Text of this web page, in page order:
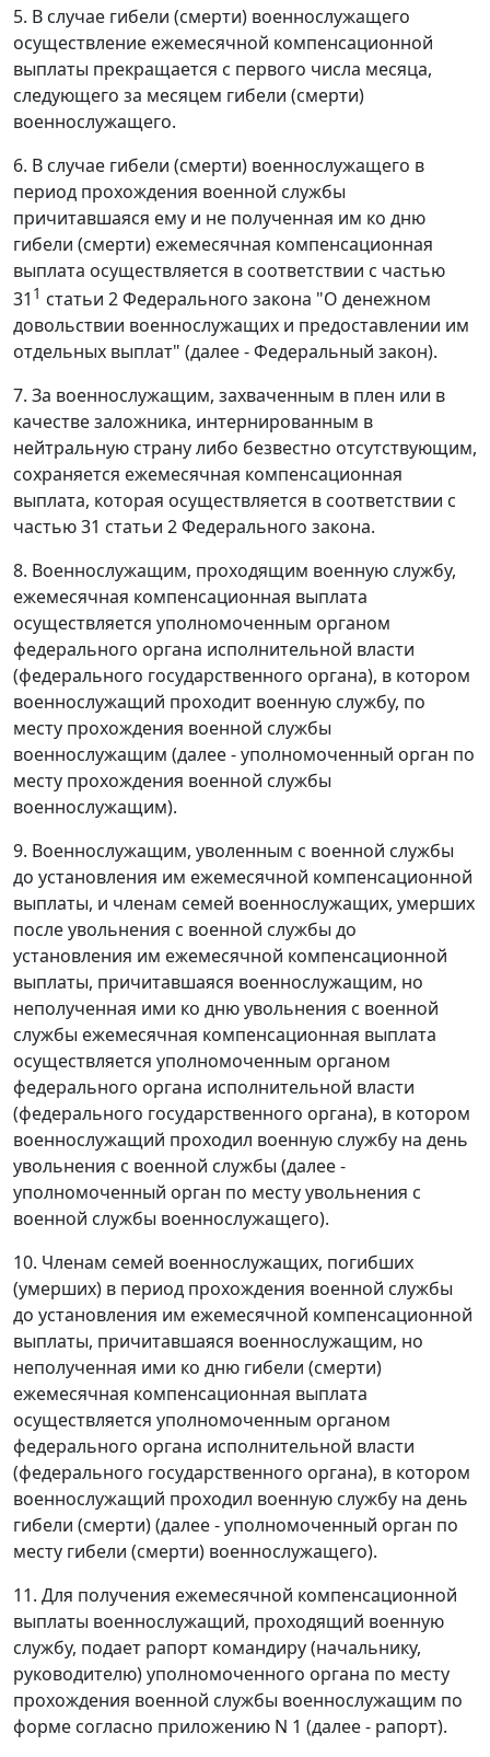
5. В случае гибели (смерти) военнослужащего
осуществление ежемесячной компенсационной
выплаты прекращается с первого числа месяца,
следующего за месяцем гибели (смерти)
военнослужащего.
6. В случае гибели (смерти) военнослужащего в
период прохождения военной службы
причитавшаяся ему и не полученная им ко дню
гибели (смерти) ежемесячная компенсационная
выплата осуществляется в соответствии с частью
31 1 статьи 2 Федерального закона "О денежном
довольствии военнослужащих и предоставлении им
отдельных выплат" (далее - Федеральный закон).
7. За военнослужащим, захваченным в плен или в
качестве заложника, интернированным в
нейтральную страну либо безвестно отсутствующим,
сохраняется ежемесячная компенсационная
выплата, которая осуществляется в соответствии с
частью 31 статьи 2 Федерального закона.
8. Военнослужащим, проходящим военную службу,
ежемесячная компенсационная выплата
осуществляется уполномоченным органом
федерального органа исполнительной власти
(федерального государственного органа), в котором
военнослужащий проходит военную службу, по
месту прохождения военной службы
военнослужащим (далее - уполномоченный орган по
месту прохождения военной службы
военнослужащим).
9. Военнослужащим, уволенным с военной службы
до установления им ежемесячной компенсационной
выплаты, и членам семей военнослужащих, умерших
после увольнения с военной службы до
установления им ежемесячной компенсационной
выплаты, причитавшаяся военнослужащим, но
неполученная ими ко дню увольнения с военной
службы ежемесячная компенсационная выплата
осуществляется уполномоченным органом
федерального органа исполнительной власти
(федерального государственного органа), в котором
военнослужащий проходил военную службу на день
увольнения с военной службы (далее -
уполномоченный орган по месту увольнения с
военной службы военнослужащего).
10. Членам семей военнослужащих, погибших
(умерших) в период прохождения военной службы
до установления им ежемесячной компенсационной
выплаты, причитавшаяся военнослужащим, но
неполученная ими ко дню гибели (смерти)
ежемесячная компенсационная выплата
осуществляется уполномоченным органом
федерального органа исполнительной власти
(федерального государственного органа), в котором
военнослужащий проходил военную службу на день
гибели (смерти) (далее - уполномоченный орган по
месту гибели (смерти) военнослужащего).
11. Для получения ежемесячной компенсационной
выплаты военнослужащий, проходящий военную
службу, подает рапорт командиру (начальнику,
руководителю) уполномоченного органа по месту
прохождения военной службы военнослужащим по
форме согласно приложению N 1 (далее - рапорт).